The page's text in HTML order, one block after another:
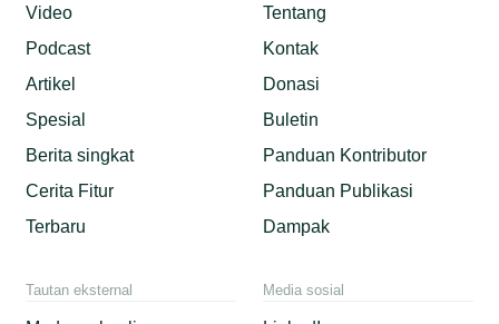
Video
Podcast
Artikel
Spesial
Berita singkat
Cerita Fitur
Terbaru
Tentang
Kontak
Donasi
Buletin
Panduan Kontributor
Panduan Publikasi
Dampak
Tautan eksternal Media sosial